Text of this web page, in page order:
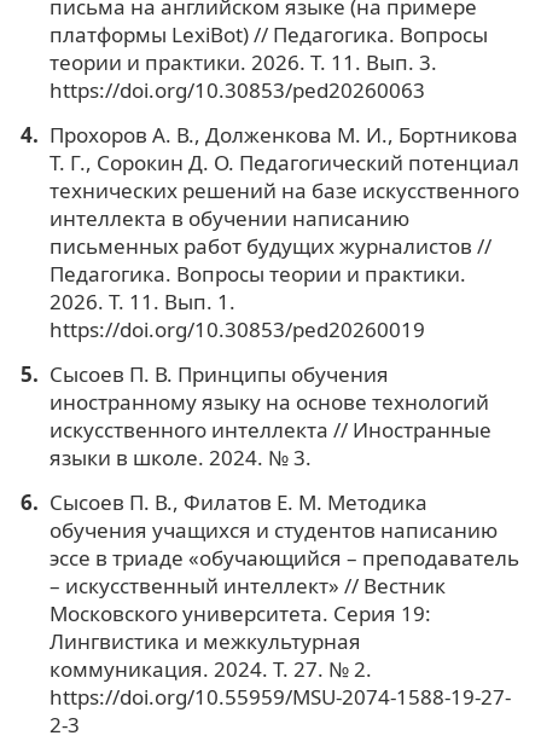
письма на английском языке (на примере
платформы LexiBot) // Педагогика. Вопросы
теории и практики. 2026. Т. 11. Вып. 3.
https://doi.org/10.30853/ped20260063
Прохоров А. В., Долженкова М. И., Бортникова
Т. Г., Сорокин Д. О. Педагогический потенциал
технических решений на базе искусственного
интеллекта в обучении написанию
письменных работ будущих журналистов //
Педагогика. Вопросы теории и практики.
2026. Т. 11. Вып. 1.
https://doi.org/10.30853/ped20260019
Сысоев П. В. Принципы обучения
иностранному языку на основе технологий
искусственного интеллекта // Иностранные
языки в школе. 2024. № 3.
Сысоев П. В., Филатов Е. М. Методика
обучения учащихся и студентов написанию
эссе в триаде «обучающийся – преподаватель
– искусственный интеллект» // Вестник
Московского университета. Серия 19:
Лингвистика и межкультурная
коммуникация. 2024. Т. 27. № 2.
https://doi.org/10.55959/MSU-2074-1588-19-27-
2-3